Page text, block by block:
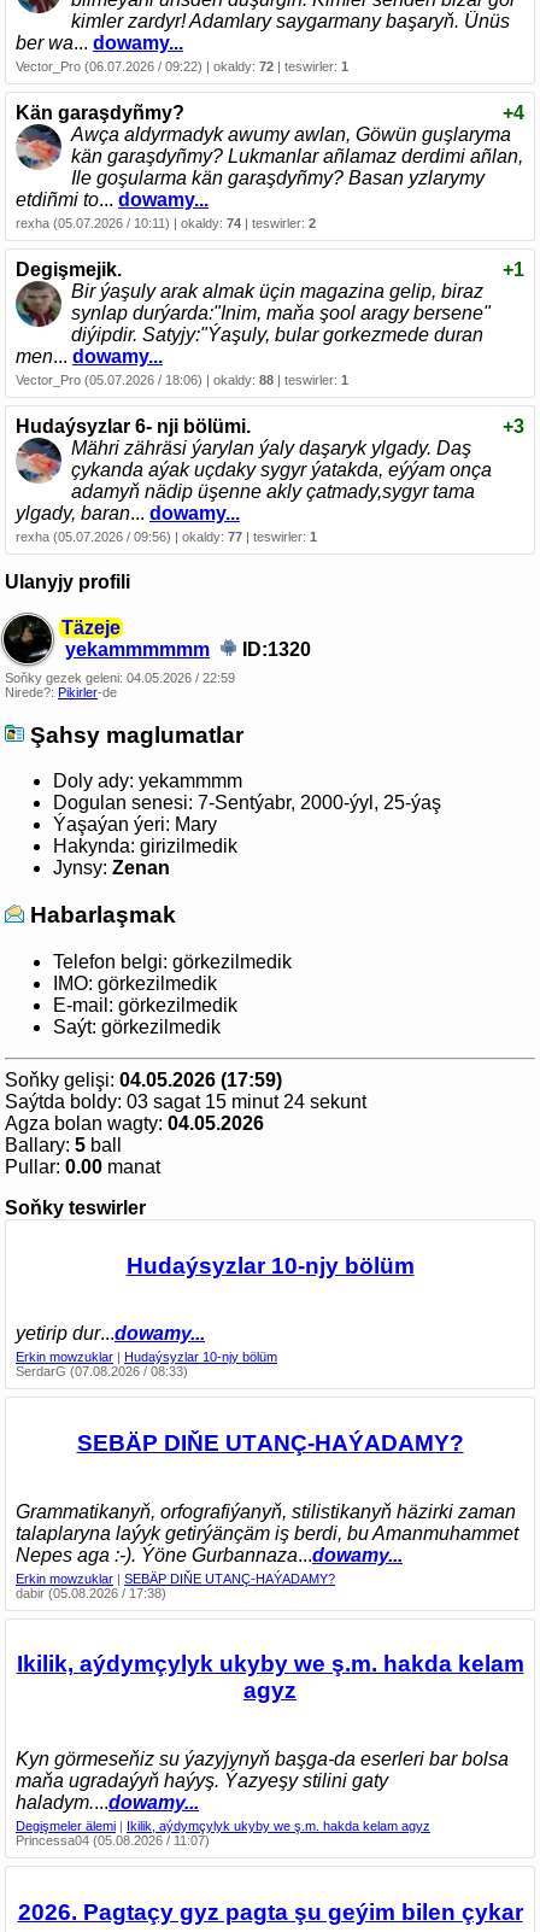
kimler zardyr! Adamlary saygarmany başaryň. Ünüs
ber wa... dowamy...
Vector_Pro (06.07.2026 / 09:22) | okaldy: 72 | teswirler: 1
Kän garaşdyñmy?
+4
Awça aldyrmadyk awumy awlan, Göwün guşlaryma
kän garaşdyñmy? Lukmanlar añlamaz derdimi añlan,
Ile goşularma kän garaşdyñmy? Basan yzlarymy
etdiñmi to... dowamy...
rexha (05.07.2026 / 10:11) | okaldy: 74 | teswirler: 2
Degişmejik.
+1
Bir ýaşuly arak almak üçin magazina gelip, biraz
synlap durýarda:"Inim, maňa şool aragy bersene"
diýipdir. Satyjy:"Ýaşuly, bular gorkezmede duran
men... dowamy...
Vector_Pro (05.07.2026 / 18:06) | okaldy: 88 | teswirler: 1
Hudaýsyzlar 6- nji bölümi.
+3
Mähri zähräsi ýarylan ýaly daşaryk ylgady. Daş
çykanda aýak uçdaky sygyr ýatakda, eýýam onça
adamyň nädip üşenne akly çatmady,sygyr tama
ylgady, baran... dowamy...
rexha (05.07.2026 / 09:56) | okaldy: 77 | teswirler: 1
Ulanyjy profili
Täzeje
yekammmmmm
ID:1320
Soňky gezek geleni: 04.05.2026 / 22:59
Nirede?: Pikirler-de
Şahsy maglumatlar
Doly ady: yekammmm
Dogulan senesi: 7-Sentýabr, 2000-ýyl, 25-ýaş
Ýaşaýan ýeri: Mary
Hakynda: girizilmedik
Jynsy: Zenan
Habarlaşmak
Telefon belgi: görkezilmedik
IMO: görkezilmedik
E-mail: görkezilmedik
Saýt: görkezilmedik
Soňky gelişi: 04.05.2026 (17:59)
Saýtda boldy: 03 sagat 15 minut 24 sekunt
Agza bolan wagty: 04.05.2026
Ballary: 5 ball
Pullar: 0.00 manat
Soňky teswirler
Hudaýsyzlar 10-njy bölüm
yetirip dur...dowamy...
Erkin mowzuklar
Hudaýsyzlar 10-njy bölüm
SerdarG (07.08.2026 / 08:33)
SEBÄP DIŇE UTАNÇ-HАÝADАMY?
Grammatikanyň, orfografiýanyň, stilistikanyň häzirki zaman
talaplaryna laýyk getirýänçäm iş berdi, bu Amanmuhammet
Nepes aga :-). Ýöne Gurbannaza...dowamy...
Erkin mowzuklar | SEBÄP DIŇE UTАNÇ-HАÝADАMY?
dabir (05.08.2026 / 17:38)
Ikilik, aýdymçylyk ukyby we ş.m. hakda kelam
agyz
Kyn görmeseňiz su ýazyjynyň başga-da eserleri bar bolsa
maňa ugradaýyň haýyş. Ýazyeşy stilini gaty
haladym....dowamy...
Degişmeler älemi | Ikilik, aýdymçylyk ukyby we ş.m. hakda kelam agyz
Princessa04 (05.08.2026 / 11:07)
2026. Pagtaçy gyz pagta şu geýim bilen çykar